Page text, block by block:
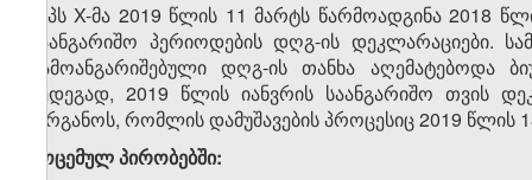
შპს X-მა 2019 წლის 11 მარტს წარმოადგინა 2018
საანგარიშო პერიოდების დღგ-ის დეკლარაციები.
გამოანგარიშებული დღგ-ის თანხა აღემატებოდა
შედეგად, 2019 წლის იანვრის საანგარიშო თვის
ორგანოს, რომლის დამუშავების პროცესიც 2019
მოცემულ პირობებში: